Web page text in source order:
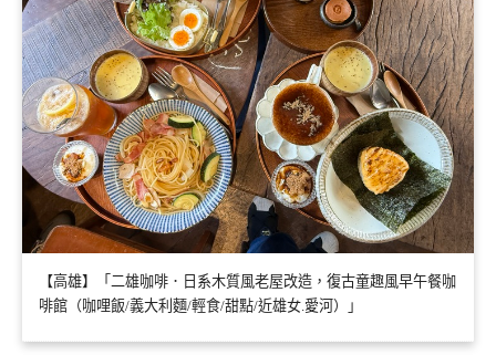
【高雄】「二雄咖啡．日系木質風老屋改造，復古童趣風早午餐咖
啡館（咖哩飯/義大利麵/輕食/甜點/近雄女.愛河）」